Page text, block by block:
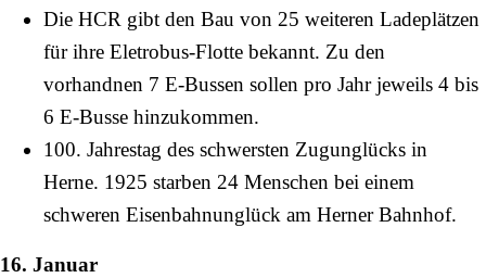
Die HCR gibt den Bau von 25 weiteren Ladeplätzen
für ihre Eletrobus-Flotte bekannt. Zu den
vorhandnen 7 E-Bussen sollen pro Jahr jeweils 4 bis
6 E-Busse hinzukommen.
100. Jahrestag des schwersten Zugunglücks in
Herne. 1925 starben 24 Menschen bei einem
schweren Eisenbahnunglück am Herner Bahnhof.
16. Januar